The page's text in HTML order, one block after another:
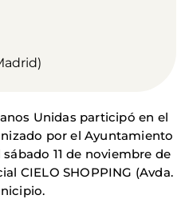
Unidas participó en el
por el Ayuntamiento
11 de noviembre de
CIELO SHOPPING (Avda.